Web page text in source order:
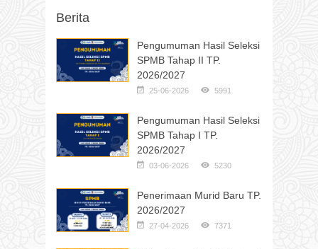
Berita
Pengumuman Hasil Seleksi
SPMB Tahap II TP.
2026/2027
25-06-2026 5991
Pengumuman Hasil Seleksi
SPMB Tahap I TP.
2026/2027
03-06-2026 5230
Penerimaan Murid Baru TP.
2026/2027
27-04-2026 7371